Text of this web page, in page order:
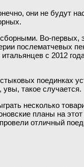
они не будут
Во-
послематчевых
с 2012
поединках
такое случается.
несколько
планы на
отличный